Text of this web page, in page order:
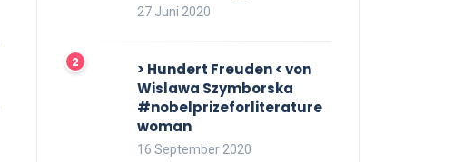
27 Juni 2020
> Hundert Freuden < von
Wislawa Szymborska
#nobelprizeforliterature
woman
16 September 2020